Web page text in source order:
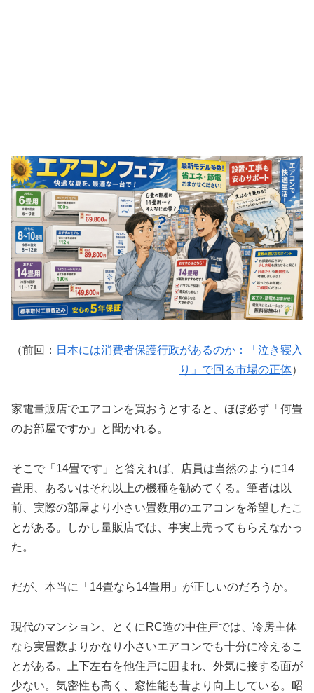
（前回： 日本には消費者保護行政があるのか：「泣き寝入
り」で回る市場の正体）
家電量販店でエアコンを買おうとすると、ほぼ必ず「何畳
のお部屋ですか」と聞かれる。
そこで「14畳です」と答えれば、店員は当然のように14
畳用、あるいはそれ以上の機種を勧めてくる。筆者は以
前、実際の部屋より小さい畳数用のエアコンを希望したこ
とがある。しかし量販店では、事実上売ってもらえなかっ
た。
だが、本当に「14畳なら14畳用」が正しいのだろうか。
現代のマンション、とくにRC造の中住戸では、冷房主体
なら実畳数よりかなり小さいエアコンでも十分に冷えるこ
とがある。上下左右を他住戸に囲まれ、外気に接する面が
少ない。気密性も高く、窓性能も昔より向上している。昭